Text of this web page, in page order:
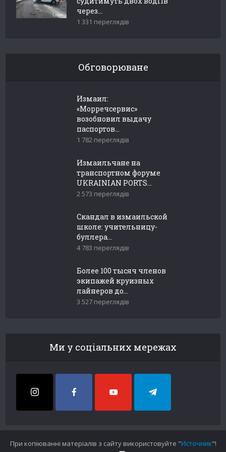
через...
1 331 переглядів
Обговорюване
Измаил:
«Морречсервис»
возобновил выдачу
паспортов...
1 782 переглядів
Измаильчане на
транспортном форуме
UKRAINIAN PORTS...
2 573 переглядів
Скандал в измаильской
школе: учительницу-
буллера...
4 783 переглядів
Более 100 тысяч членов
экипажей круизных
лайнеров до...
3 527 переглядів
Ми у соціальних мережах
При копіюванні матеріалів з сайту використовуйте "Источник"!